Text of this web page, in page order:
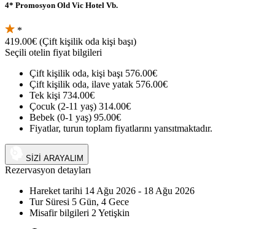
4* Promosyon Old Vic Hotel Vb.
*
419.00€ (Çift kişilik oda kişi başı)
Seçili otelin fiyat bilgileri
Çift kişilik oda, kişi başı 576.00€
Çift kişilik oda, ilave yatak 576.00€
Tek kişi 734.00€
Çocuk (2-11 yaş) 314.00€
Bebek (0-1 yaş) 95.00€
Fiyatlar, turun toplam fiyatlarını yansıtmaktadır.
SİZİ ARAYALIM
Rezervasyon detayları
Hareket tarihi 14 Ağu 2026 - 18 Ağu 2026
Tur Süresi 5 Gün, 4 Gece
Misafir bilgileri 2 Yetişkin